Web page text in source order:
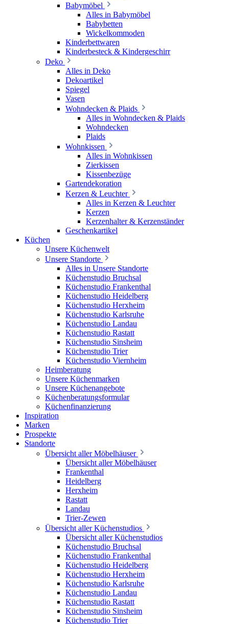
Babymöbel
Alles in Babymöbel
Babybetten
Wickelkommoden
Kinderbettwaren
Kinderbesteck & Kindergeschirr
Deko
Alles in Deko
Dekoartikel
Spiegel
Vasen
Wohndecken & Plaids
Alles in Wohndecken & Plaids
Wohndecken
Plaids
Wohnkissen
Alles in Wohnkissen
Zierkissen
Kissenbezüge
Gartendekoration
Kerzen & Leuchter
Alles in Kerzen & Leuchter
Kerzen
Kerzenhalter & Kerzenständer
Geschenkartikel
Küchen
Unsere Küchenwelt
Unsere Standorte
Alles in Unsere Standorte
Küchenstudio Bruchsal
Küchenstudio Frankenthal
Küchenstudio Heidelberg
Küchenstudio Herxheim
Küchenstudio Karlsruhe
Küchenstudio Landau
Küchenstudio Rastatt
Küchenstudio Sinsheim
Küchenstudio Trier
Küchenstudio Viernheim
Heimberatung
Unsere Küchenmarken
Unsere Küchenangebote
Küchenberatungsformular
Küchenfinanzierung
Inspiration
Marken
Prospekte
Standorte
Übersicht aller Möbelhäuser
Übersicht aller Möbelhäuser
Frankenthal
Heidelberg
Herxheim
Rastatt
Landau
Trier-Zewen
Übersicht aller Küchenstudios
Übersicht aller Küchenstudios
Küchenstudio Bruchsal
Küchenstudio Frankenthal
Küchenstudio Heidelberg
Küchenstudio Herxheim
Küchenstudio Karlsruhe
Küchenstudio Landau
Küchenstudio Rastatt
Küchenstudio Sinsheim
Küchenstudio Trier